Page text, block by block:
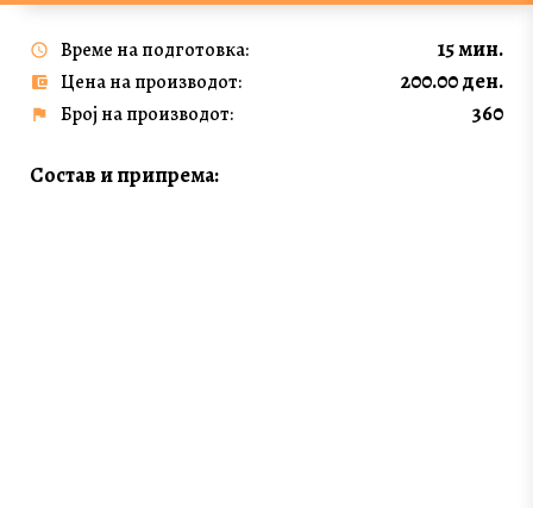
Време на подготовка: 15 мин.
Цена на производот: 200.00 ден.
Број на производот: 360
Состав и припрема: